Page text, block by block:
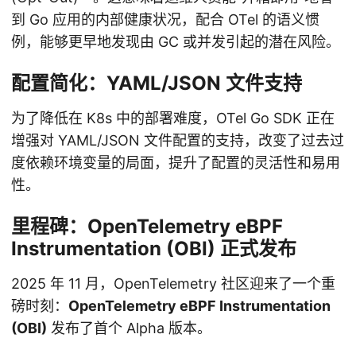
到 Go 应用的内部健康状况，配合 OTel 的语义惯
例，能够更早地发现由 GC 或并发引起的潜在风险。
配置简化：YAML/JSON 文件支持
为了降低在 K8s 中的部署难度，OTel Go SDK 正在
增强对 YAML/JSON 文件配置的支持，改变了过去过
度依赖环境变量的局面，提升了配置的灵活性和易用
性。
里程碑：OpenTelemetry eBPF
Instrumentation (OBI) 正式发布
2025 年 11 月，OpenTelemetry 社区迎来了一个重
磅时刻： OpenTelemetry eBPF Instrumentation
(OBI) 发布了首个 Alpha 版本。